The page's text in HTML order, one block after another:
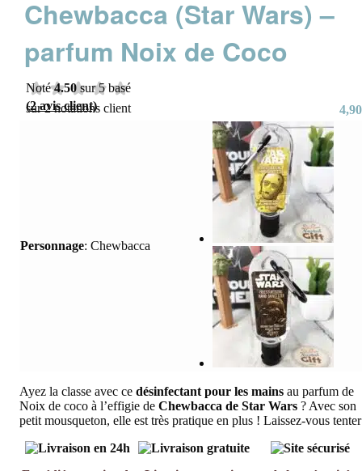
Chewbacca (Star Wars) –
parfum Noix de Coco
Noté4.50 sur 5 basé
sur2notations client
(2avis client) 4,90
Ayez la classe avec ce désinfectant pour les mains au parfum de
Noix de coco à l’effigie de Chewbacca de Star Wars ? Avec son
petit mousqueton, elle est très pratique en plus ! Laissez-vous
Personnage: Chewbacca